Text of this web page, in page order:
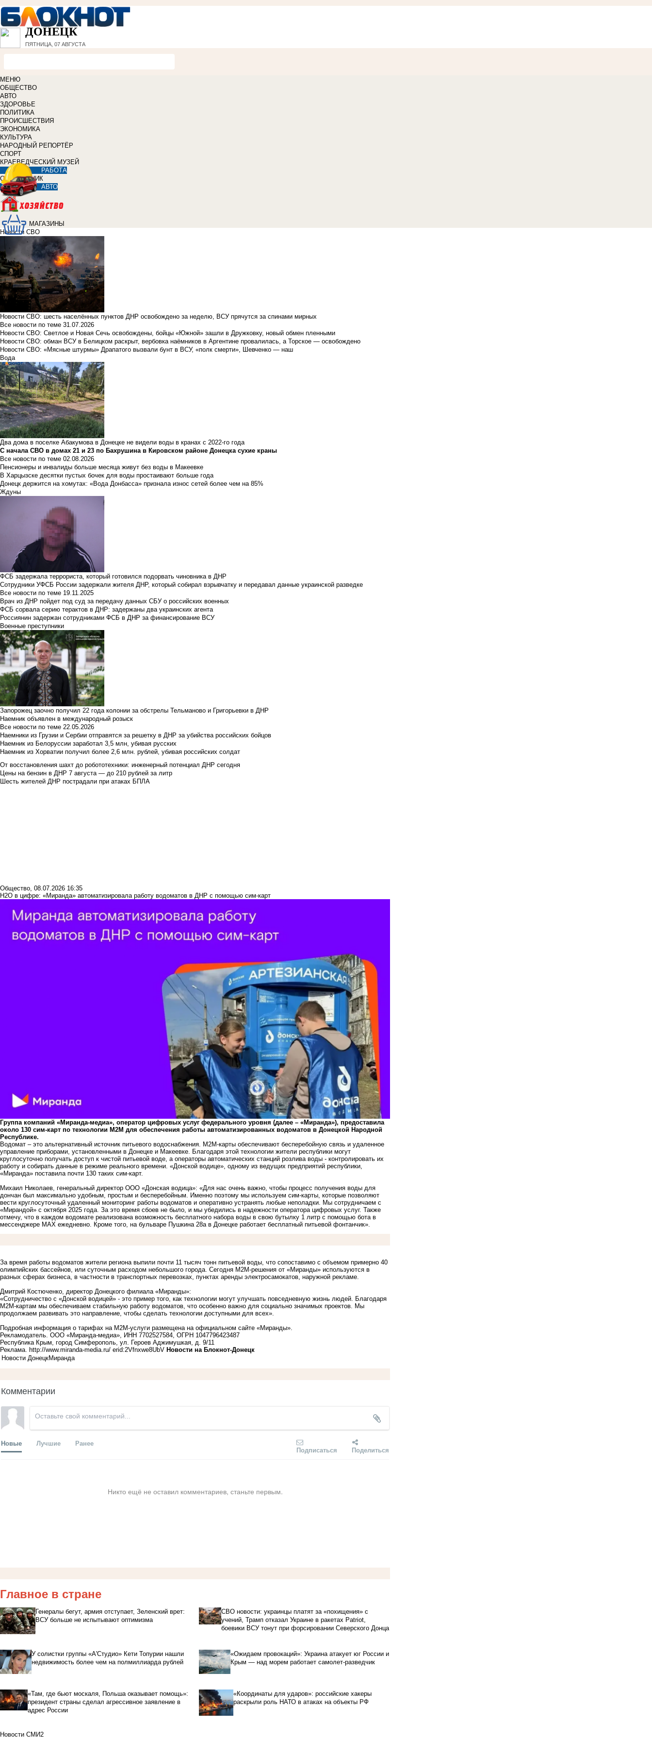
ДОНЕЦК
ПЯТНИЦА, 07 АВГУСТА
МЕНЮ
ОБЩЕСТВО
АВТО
ЗДОРОВЬЕ
ПОЛИТИКА
ПРОИСШЕСТВИЯ
ЭКОНОМИКА
КУЛЬТУРА
НАРОДНЫЙ РЕПОРТЁР
СПОРТ
КРАЕВЕДЧЕСКИЙ МУЗЕЙ
РАБОТА
СПРАВОЧНИК
АВТО
МАГАЗИНЫ
Новости СВО
Новости СВО: шесть населённых пунктов ДНР освобождено за неделю, ВСУ прячутся за спинами мирных
Все новости по теме 31.07.2026
Новости СВО: Светлое и Новая Сечь освобождены, бойцы «Южной» зашли в Дружковку, новый обмен пленными
Новости СВО: обман ВСУ в Белицком раскрыт, вербовка наёмников в Аргентине провалилась, а Торское — освобождено
Новости СВО: «Мясные штурмы» Драпатого вызвали бунт в ВСУ, «полк смерти», Шевченко — наш
Вода
Два дома в поселке Абакумова в Донецке не видели воды в кранах с 2022-го года
С начала СВО в домах 21 и 23 по Бахрушина в Кировском районе Донецка сухие краны
Все новости по теме 02.08.2026
Пенсионеры и инвалиды больше месяца живут без воды в Макеевке
В Харцызске десятки пустых бочек для воды простаивают больше года
Донецк держится на хомутах: «Вода Донбасса» признала износ сетей более чем на 85%
Ждуны
ФСБ задержала террориста, который готовился подорвать чиновника в ДНР
Сотрудники УФСБ России задержали жителя ДНР, который собирал взрывчатку и передавал данные украинской разведке
Все новости по теме 19.11.2025
Врач из ДНР пойдет под суд за передачу данных СБУ о российских военных
ФСБ сорвала серию терактов в ДНР: задержаны два украинских агента
Россиянин задержан сотрудниками ФСБ в ДНР за финансирование ВСУ
Военные преступники
Запорожец заочно получил 22 года колонии за обстрелы Тельманово и Григорьевки в ДНР
Наемник объявлен в международный розыск
Все новости по теме 22.05.2026
Наемники из Грузии и Сербии отправятся за решетку в ДНР за убийства российских бойцов
Наемник из Белоруссии заработал 3,5 млн, убивая русских
Наемник из Хорватии получил более 2,6 млн. рублей, убивая российских солдат
От восстановления шахт до робототехники: инженерный потенциал ДНР сегодня
Цены на бензин в ДНР 7 августа — до 210 рублей за литр
Шесть жителей ДНР пострадали при атаках БПЛА
Общество 08.07.2026 16:35
H2O в цифре: «Миранда» автоматизировала работу водоматов в ДНР с помощью сим-карт
Группа компаний «Миранда-медиа», оператор цифровых услуг федерального уровня (далее – «Миранда»), предоставила
около 130 сим-карт по технологии М2М для обеспечения работы автоматизированных водоматов в Донецкой Народной
Республике.
Водомат – это альтернативный источник питьевого водоснабжения. М2М-карты обеспечивают бесперебойную связь и удаленное
управление приборами, установленными в Донецке и Макеевке. Благодаря этой технологии жители республики могут
круглосуточно получать доступ к чистой питьевой воде, а операторы автоматических станций розлива воды - контролировать их
работу и собирать данные в режиме реального времени. «Донской водице», одному из ведущих предприятий республики,
«Миранда» поставила почти 130 таких сим-карт.
Михаил Николаев, генеральный директор ООО «Донская водица»: «Для нас очень важно, чтобы процесс получения воды для
дончан был максимально удобным, простым и бесперебойным. Именно поэтому мы используем сим-карты, которые позволяют
вести круглосуточный удаленный мониторинг работы водоматов и оперативно устранять любые неполадки. Мы сотрудничаем с
«Мирандой» с октября 2025 года. За это время сбоев не было, и мы убедились в надежности оператора цифровых услуг. Также
отмечу, что в каждом водомате реализована возможность бесплатного набора воды в свою бутылку 1 литр с помощью бота в
мессенджере МАХ ежедневно. Кроме того, на бульваре Пушкина 28а в Донецке работает бесплатный питьевой фонтанчик».
За время работы водоматов жители региона выпили почти 11 тысяч тонн питьевой воды, что сопоставимо с объемом примерно 40
олимпийских бассейнов, или суточным расходом небольшого города. Сегодня М2М-решения от «Миранды» используются в
разных сферах бизнеса, в частности в транспортных перевозках, пунктах аренды электросамокатов, наружной рекламе.
Дмитрий Костюченко, директор Донецкого филиала «Миранды»:
«Сотрудничество с «Донской водицей» - это пример того, как технологии могут улучшать повседневную жизнь людей. Благодаря
М2М-картам мы обеспечиваем стабильную работу водоматов, что особенно важно для социально значимых проектов. Мы
продолжаем развивать это направление, чтобы сделать технологии доступными для всех».
Подробная информация о тарифах на М2М-услуги размещена на официальном сайте «Миранды».
Рекламодатель. ООО «Миранда-медиа», ИНН 7702527584, ОГРН 1047796423487
Республика Крым, город Симферополь, ул. Героев Аджимушкая, д. 9/11
Реклама. http://www.miranda-media.ru/ erid:2Vfnxwe8UbV Новости на Блoкнoт-Донецк
Новости ДонецкМиранда
Комментарии
Новые Лучшие Ранее
Подписаться Поделиться
Никто ещё не оставил комментариев, станьте первым.
Главное в стране
Генералы бегут, армия отступает, Зеленский врет:
ВСУ больше не испытывают оптимизма
СВО новости: украинцы платят за «похищения» с
учений, Трамп отказал Украине в ракетах Patriot,
боевики ВСУ тонут при форсировании Северского Донца
У солистки группы «А'Студио» Кети Топурии нашли
недвижимость более чем на полмиллиарда рублей
«Ожидаем провокаций»: Украина атакует юг России и
Крым — над морем работает самолет-разведчик
«Там, где бьют москаля, Польша оказывает помощь»:
президент страны сделал агрессивное заявление в
адрес России
«Координаты для ударов»: российские хакеры
раскрыли роль НАТО в атаках на объекты РФ
Новости СМИ2